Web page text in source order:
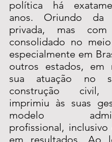
política há
anos. Oriundo da
privada, mas com
consolidado no
especialmente em
outros estados, em
sua atuação no
construção civil,
imprimiu às suas
modelo
profissional,
em resultados. Ao